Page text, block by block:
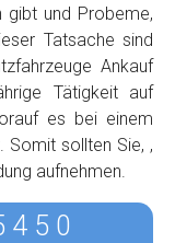
gibt und Probeme,
Tatsache sind
Ankauf
Tätigkeit auf
es bei einem
Somit sollten Sie, ,
aufnehmen.
4 5 0